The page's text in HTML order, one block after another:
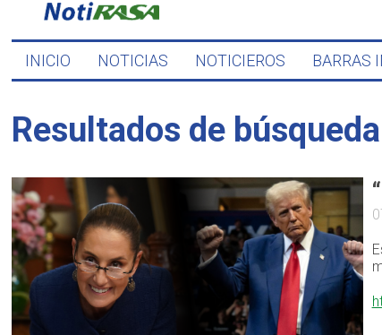
INICIO NOTICIAS NOTICIEROS BARRAS
Resultados de